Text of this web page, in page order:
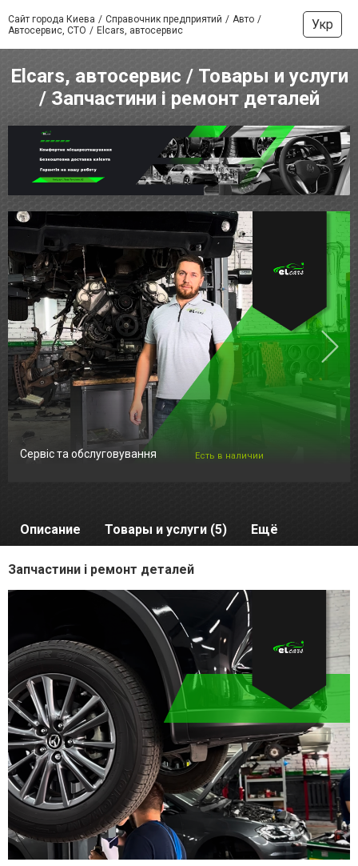
Сайт города Киева Справочник предприятий
Авто
Автосервис, СТО
Elcars, автосервис Укр
Elcars, автосервис / Товары и услуги
/ Запчастини і ремонт деталей
Сервіс та обслуговування Есть в наличии
Описание Товары и услуги (5) Ещё
Запчастини і ремонт деталей